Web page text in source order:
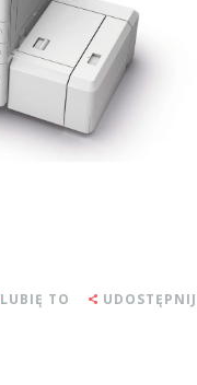
LUBIĘ TO UDOSTĘPNIJ